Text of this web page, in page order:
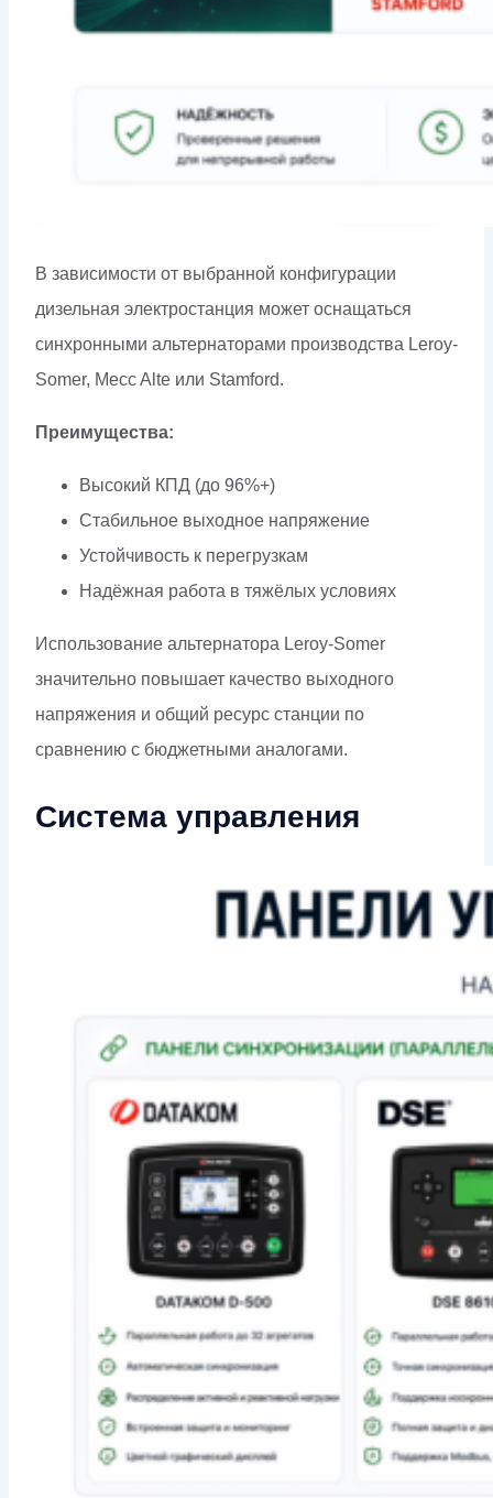
В зависимости от выбранной конфигурации
дизельная электростанция может оснащаться
синхронными альтернаторами производства Leroy-
Somer, Mecc Alte или Stamford.
Преимущества:
Высокий КПД (до 96%+)
Стабильное выходное напряжение
Устойчивость к перегрузкам
Надёжная работа в тяжёлых условиях
Использование альтернатора Leroy-Somer
значительно повышает качество выходного
напряжения и общий ресурс станции по
сравнению с бюджетными аналогами.
Система управления